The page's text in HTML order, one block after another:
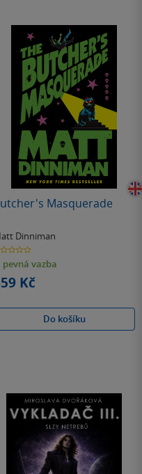
Masquerade
Dinniman
pevná vazba
Kč
Do košíku